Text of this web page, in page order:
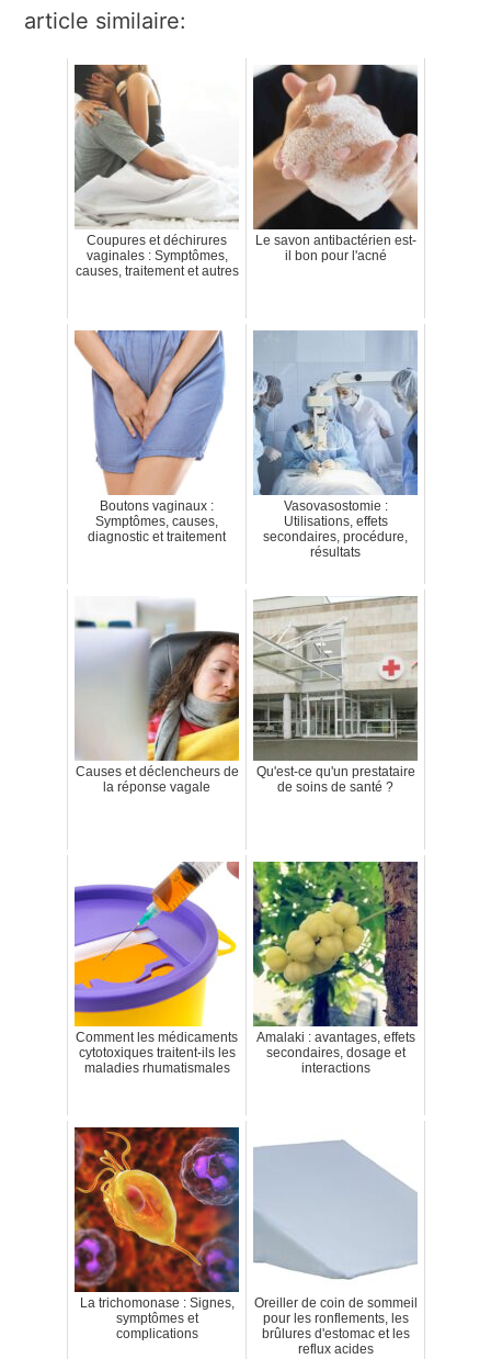
article similaire:
Coupures et déchirures
vaginales : Symptômes,
causes, traitement et autres
Le savon antibactérien est-
il bon pour l'acné
Boutons vaginaux :
Symptômes, causes,
diagnostic et traitement
Vasovasostomie :
Utilisations, effets
secondaires, procédure,
résultats
Causes et déclencheurs de
la réponse vagale
Qu'est-ce qu'un prestataire
de soins de santé ?
Comment les médicaments
cytotoxiques traitent-ils les
maladies rhumatismales
Amalaki : avantages, effets
secondaires, dosage et
interactions
La trichomonase : Signes,
symptômes et
complications
Oreiller de coin de sommeil
pour les ronflements, les
brûlures d'estomac et les
reflux acides